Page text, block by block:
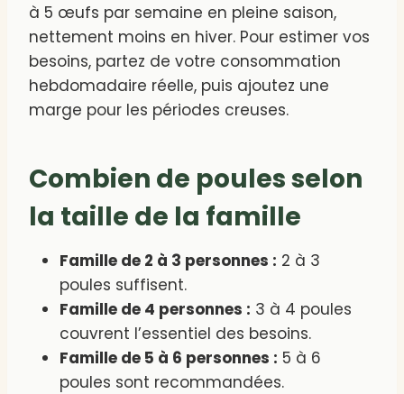
à 5 œufs par semaine en pleine saison,
nettement moins en hiver. Pour estimer vos
besoins, partez de votre consommation
hebdomadaire réelle, puis ajoutez une
marge pour les périodes creuses.
Combien de poules selon
la taille de la famille
Famille de 2 à 3 personnes : 2 à 3
poules suffisent.
Famille de 4 personnes : 3 à 4 poules
couvrent l’essentiel des besoins.
Famille de 5 à 6 personnes : 5 à 6
poules sont recommandées.